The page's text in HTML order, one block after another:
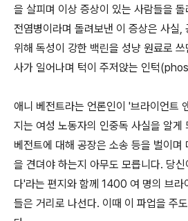
을 살피며 이상 증상이 있는 사람들을
전염병이라며 돌려보낸 이 증상은 사실,
위해 독성이 강한 백린을 성냥 원료로
사가 일어나며 턱이 주저앉는 인턱
애니 베전트라는 언론인이 '브라이언트
지는 여성 노동자의 인중독 사실을 알게
베전트에 대해 공장은 소송 등을 벌이며
을 견뎌야 하는지 아무도 모릅니다. 당신
다'라는 편지와 함께 1400 여 명의 브라
들은 거리로 나선다. 이때 이 파업을 주